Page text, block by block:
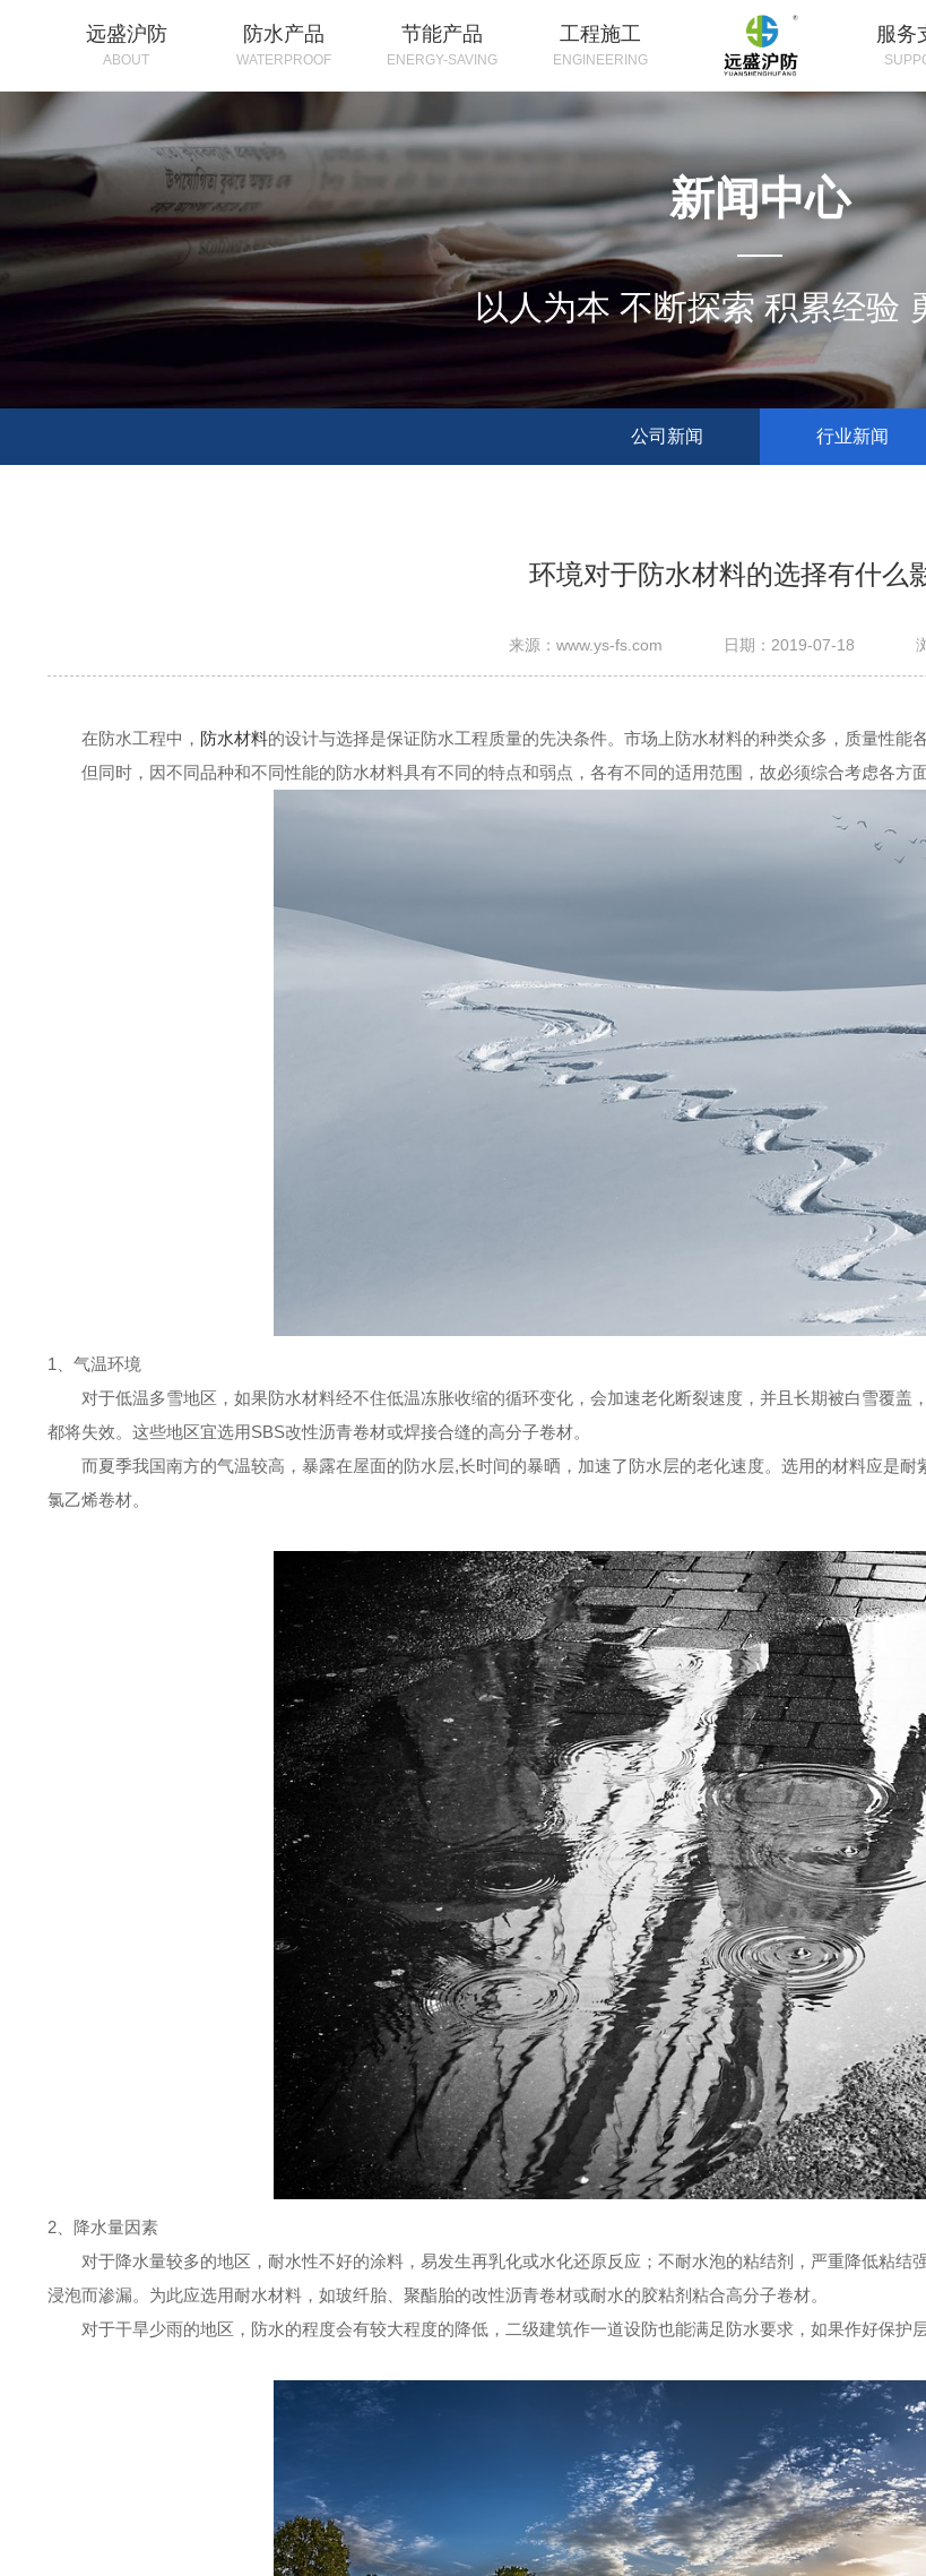
远盛沪防
ABOUT
防水产品
WATERPROOF
节能产品
ENERGY-SAVING
工程施工
ENGINEERING
服务
新闻中心
以人为本 不断探索 积累经验
公司新闻 行业新闻
环境对于防水材料的选择有什么
来源：www.ys-fs.com 日期：2019-07-18
在防水工程中， 防水材料的设计与选择是保证防水工程质量的先决条件。市场上防水材料的种类众多，质量性能
但同时，因不同品种和不同性能的防水材料具有不同的特点和弱点，各有不同的适用范围，故必须综合考虑各方
1、气温环境
对于低温多雪地区，如果防水材料经不住低温冻胀收缩的循环变化，会加速老化断裂速度，并且长期被白雪覆
都将失效。这些地区宜选用SBS改性沥青卷材或焊接合缝的高分子卷材。
而夏季我国南方的气温较高，暴露在屋面的防水层,长时间的暴晒，加速了防水层的老化速度。选用的材料应是
氯乙烯卷材。
2、降水量因素
对于降水量较多的地区，耐水性不好的涂料，易发生再乳化或水化还原反应；不耐水泡的粘结剂，严重降低粘
浸泡而渗漏。为此应选用耐水材料，如玻纤胎、聚酯胎的改性沥青卷材或耐水的胶粘剂粘合高分子卷材。
对于干旱少雨的地区，防水的程度会有较大程度的降低，二级建筑作一道设防也能满足防水要求，如果作好保护